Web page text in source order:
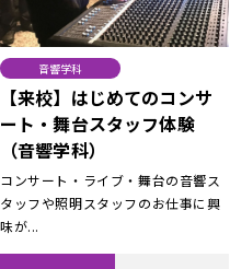
音響学科
【来校】はじめてのコンサ
ート・舞台スタッフ体験
（音響学科）
コンサート・ライブ・舞台の音響ス
タッフや照明スタッフのお仕事に興
味が...